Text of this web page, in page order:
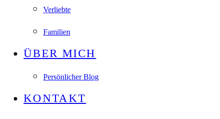
Verliebte
Familien
ÜBER MICH
Persönlicher Blog
KONTAKT